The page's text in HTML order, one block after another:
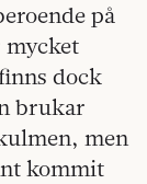
på
dock
brukar
men
kommit